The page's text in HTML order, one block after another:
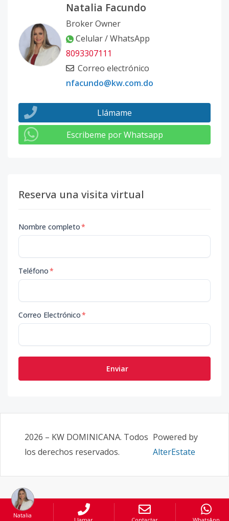
Natalia Facundo
Broker Owner
Celular / WhatsApp
8093307111
Correo electrónico
nfacundo@kw.com.do
Llámame
Escribeme por Whatsapp
Reserva una visita virtual
Nombre completo*
Teléfono*
Correo Electrónico*
Enviar
Natalia
2026 – KW DOMINICANA. Todos
los derechos reservados.
Powered by
AlterEstate